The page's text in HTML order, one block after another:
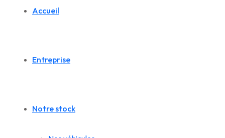
Accueil
Entreprise
Notre stock